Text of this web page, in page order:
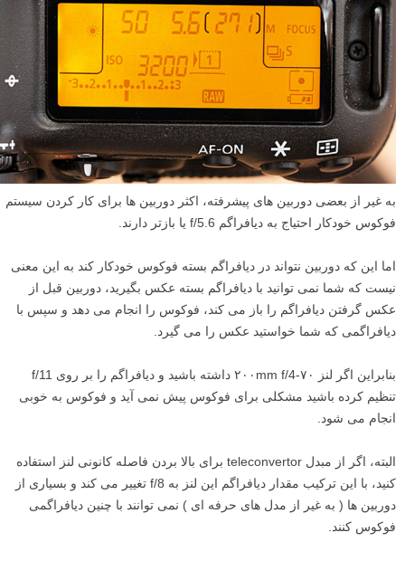
به غیر از بعضی دوربین های پیشرفته، اکثر دوربین ها برای کار کردن سیستم
فوکوس خودکار احتیاج به دیافراگم f/5.6 یا بازتر دارند.
اما این که دوربین نتواند در دیافراگم بسته فوکوس خودکار کند به این معنی
نیست که شما نمی توانید با دیافراگم بسته عکس بگیرید، دوربین قبل از
عکس گرفتن دیافراگم را باز می کند، فوکوس را انجام می دهد و سپس با
دیافراگمی که شما خواستید عکس را می گیرد.
بنابراین اگر لنز ۷۰-۲۰۰mm f/4 داشته باشید و دیافراگم را بر روی f/11
تنظیم کرده باشید مشکلی برای فوکوس پیش نمی آید و فوکوس به خوبی
انجام می شود.
البته، اگر از مبدل teleconvertor برای بالا بردن فاصله کانونی لنز استفاده
کنید، با این ترکیب مقدار دیافراگم این لنز به f/8 تغییر می کند و بسیاری از
دوربین ها ( به غیر از مدل های حرفه ای ) نمی توانند با چنین دیافراگمی
فوکوس کنند.